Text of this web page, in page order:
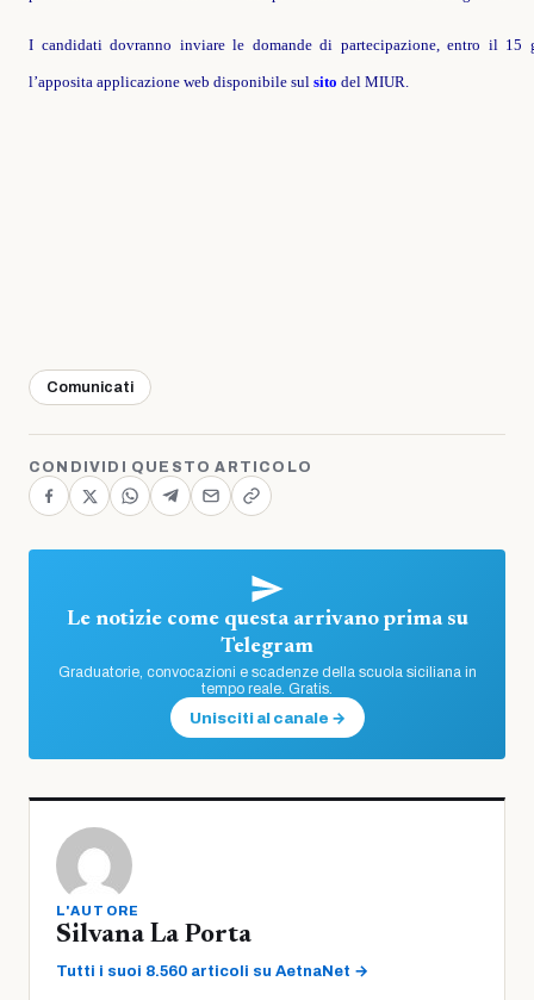
I candidati dovranno inviare le domande di partecipazione, entro il 15
l’apposita applicazione web disponibile sul sito del MIUR.
Comunicati
CONDIVIDI QUESTO ARTICOLO
Le notizie come questa arrivano prima su
Telegram
Graduatorie, convocazioni e scadenze della scuola siciliana in
tempo reale. Gratis.
Unisciti al canale →
L'AUTORE
Silvana La Porta
Tutti i suoi 8.560 articoli su AetnaNet →